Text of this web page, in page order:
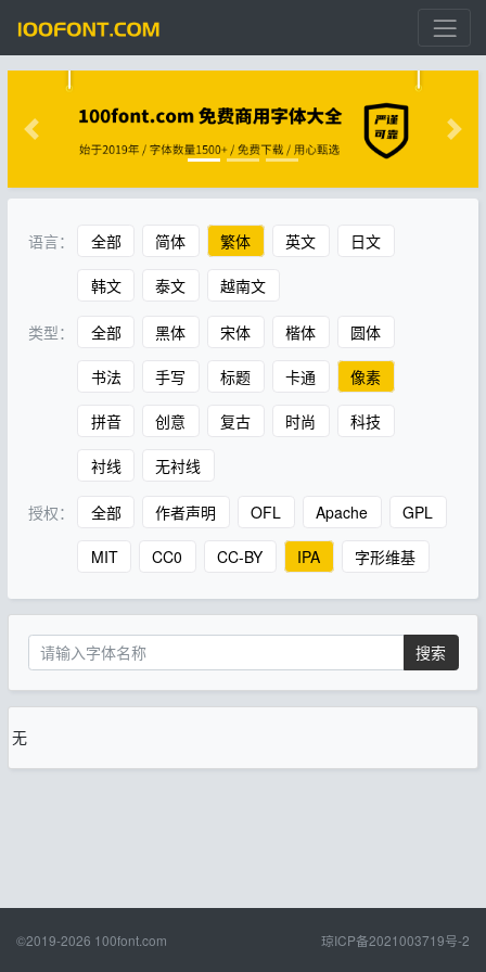
语言： 全部 简体 繁体 英文 日文
韩文 泰文 越南文
类型： 全部 黑体 宋体 楷体 圆体
书法 手写 标题 卡通 像素
拼音 创意 复古 时尚 科技
衬线 无衬线
授权： 全部 作者声明 OFL Apache GPL
MIT CC0 CC-BY IPA 字形维基
搜索
无
©2019-2026 100font.com 琼ICP备2021003719号-2